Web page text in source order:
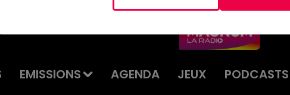
EMISSIONS AGENDA JEUX PODCASTS